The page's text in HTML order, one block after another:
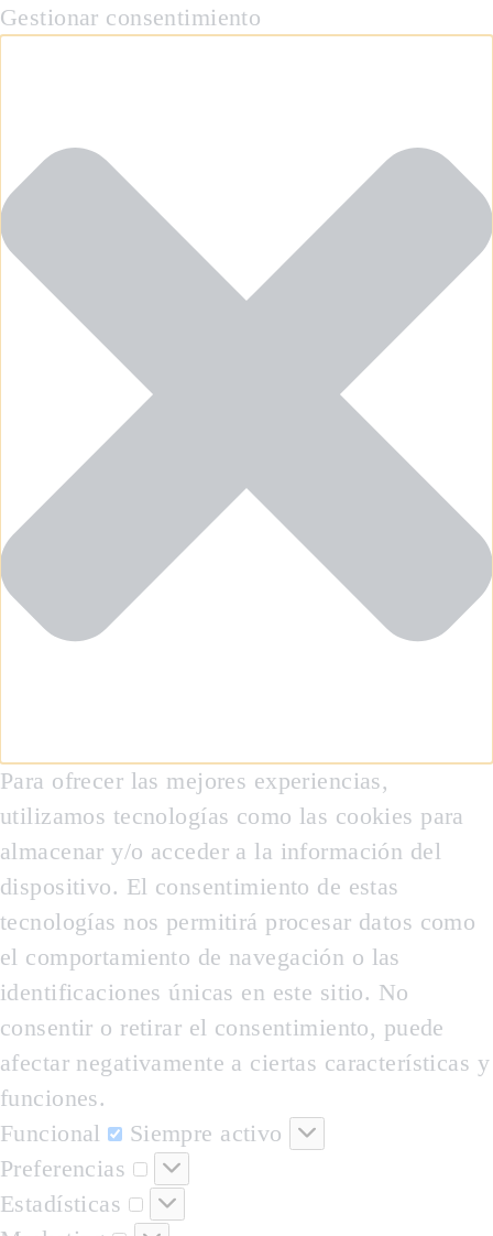
Gestionar consentimiento
Para ofrecer las mejores experiencias,
utilizamos tecnologías como las cookies para
almacenar y/o acceder a la información del
dispositivo. El consentimiento de estas
tecnologías nos permitirá procesar datos como
el comportamiento de navegación o las
identificaciones únicas en este sitio. No
consentir o retirar el consentimiento, puede
afectar negativamente a ciertas características y
funciones.
Funcional
Funcional
Siempre activo
Preferencias
Preferencias
Estadísticas
Estadísticas